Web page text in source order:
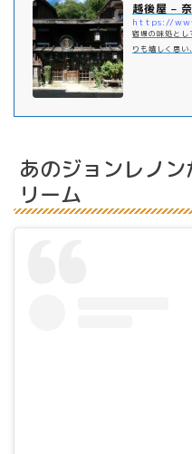
越後屋 –
https://
宿場の味処とし
りも嬉しく思
あのジョンレノ
リーム